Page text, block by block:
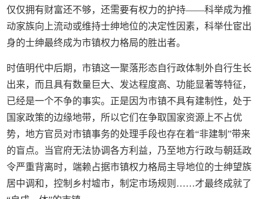
仅仅拥有财富还不够，还需要有权力的护持——科举成为推
动家族向上流动或维持士绅地位的决定性因素，科举仕宦出
身的士绅最终成为市镇权力格局的胜出者。
时值明代中后期，市镇这一聚落形态自行政体制外自行生长
出来，而且具有数量巨大、发达程度高、功能显著等特征，
已经是一个不争的事实。正是因为市镇不具有建制性，处于
国家政策的边缘地带，所以它们在争取国家资源上不占优
势，地方官员对市镇事务的处理手段也存在着“非建制”带来
的盲点。当官府无法协调各方利益，乃至地方行政与朝廷政
令严重背离时，端赖占据市镇权力格局主导地位的士绅望族
居中调和，控制乡村墟市，制定市场规则……才最终成就了